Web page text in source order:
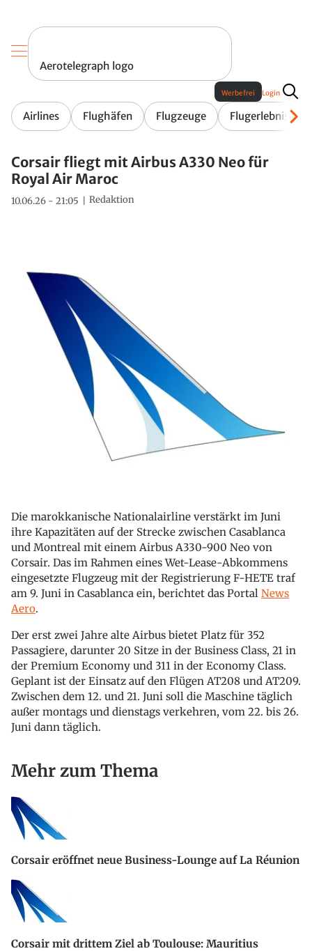
Aerotelegraph logo
Airlines Flughäfen Flugzeuge Flugerlebnis
Werbefrei Login
Corsair fliegt mit Airbus A330 Neo für
Royal Air Maroc
10.06.26 - 21:05 Redaktion
Die marokkanische Nationalairline verstärkt im Juni
ihre Kapazitäten auf der Strecke zwischen Casablanca
und Montreal mit einem Airbus A330-900 Neo von
Corsair. Das im Rahmen eines Wet-Lease-Abkommens
eingesetzte Flugzeug mit der Registrierung F-HETE traf
am 9. Juni in Casablanca ein, berichtet das Portal News
Aero.
Der erst zwei Jahre alte Airbus bietet Platz für 352
Passagiere, darunter 20 Sitze in der Business Class, 21 in
der Premium Economy und 311 in der Economy Class.
Geplant ist der Einsatz auf den Flügen AT208 und AT209.
Zwischen dem 12. und 21. Juni soll die Maschine täglich
außer montags und dienstags verkehren, vom 22. bis 26.
Juni dann täglich.
Mehr zum Thema
Corsair eröffnet neue Business-Lounge auf La Réunion
Corsair mit drittem Ziel ab Toulouse: Mauritius